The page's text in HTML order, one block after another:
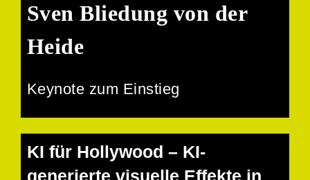
Sven Bliedung von der
Heide
Keynote zum Einstieg
KI für Hollywood – KI-
generierte visuelle Effekte in